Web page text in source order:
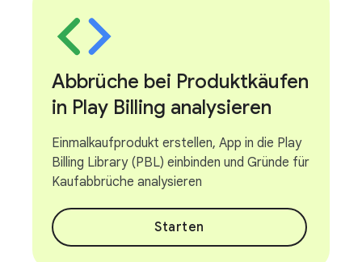
Abbrüche bei Produktkäufen
in Play Billing analysieren
Einmalkaufprodukt erstellen, App in die Play
Billing Library (PBL) einbinden und Gründe für
Kaufabbrüche analysieren
Starten